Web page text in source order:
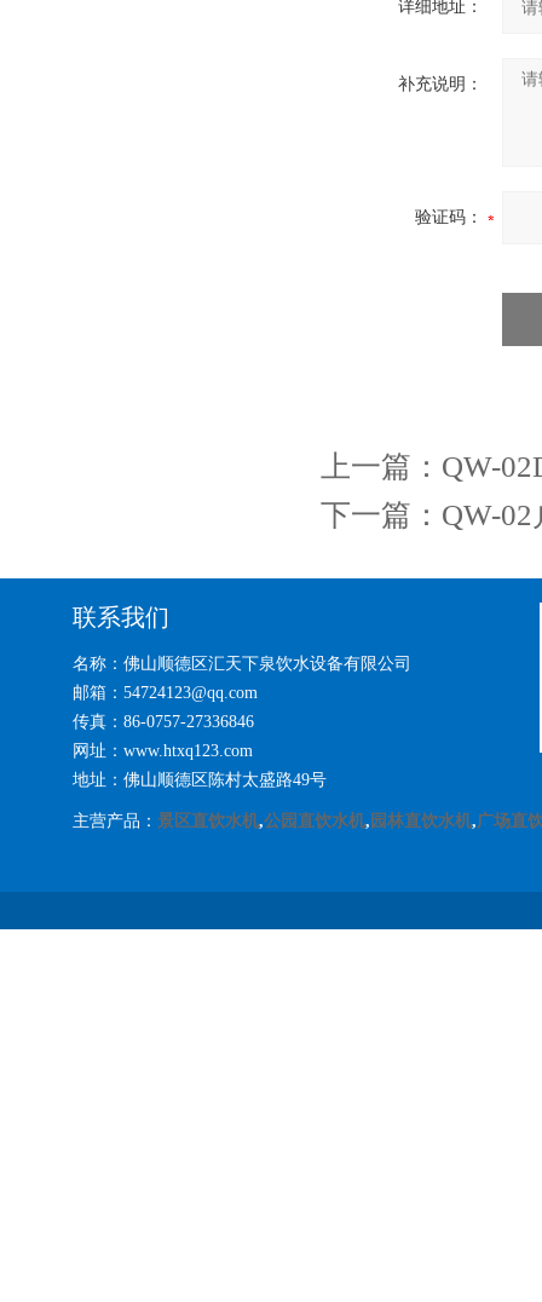
详细地址：
补充说明：
验证码：
上一篇： QW-
下一篇： QW-
联系我们
名称：佛山顺德区汇天下泉饮水设备有限公司
邮箱：54724123@qq.com
传真：86-0757-27336846
网址：www.htxq123.com
地址：佛山顺德区陈村太盛路49号
主营产品： 景区直饮水机,公园直饮水机, 园林直饮水机,广场直